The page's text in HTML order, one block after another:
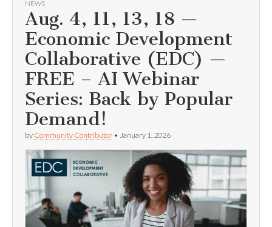
NEWS
Aug. 4, 11, 13, 18 —
Economic Development
Collaborative (EDC) —
FREE – AI Webinar
Series: Back by Popular
Demand!
by Community Contributor • January 1, 2026